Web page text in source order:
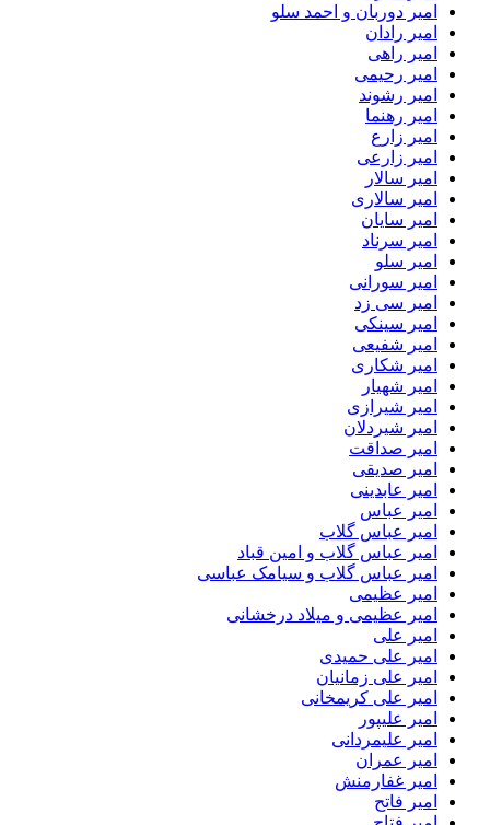
امیر دوربان و احمد سلو
امیر رادان
امیر راهی
امیر رحیمی
امیر رشوند
امیر رهنما
امیر زارع
امیر زارعی
امیر سالار
امیر سالاری
امیر سایان
امیر سرناد
امیر سلو
امیر سورانی
امیر سی زد
امیر سینکی
امیر شفیعی
امیر شکاری
امیر شهیار
امیر شیرازی
امیر شیردلان
امیر صداقت
امیر صدیقی
امیر عابدینی
امیر عباس
امیر عباس گلاب
امیر عباس گلاب و امین قباد
امیر عباس گلاب و سیامک عباسی
امیر عظیمی
امیر عظیمی و میلاد درخشانی
امیر علی
امیر علی حمیدی
امیر علی زمانیان
امیر علی کریمخانی
امیر علیپور
امیر علیمردانی
امیر عمران
امیر غفارمنش
امیر فاتح